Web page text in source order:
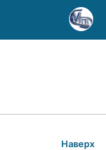
Наверх